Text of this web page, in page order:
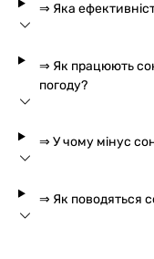
⇒ Яка
⇒ Як працюють
погоду?
⇒ У чому мінус
⇒ Як поводяться